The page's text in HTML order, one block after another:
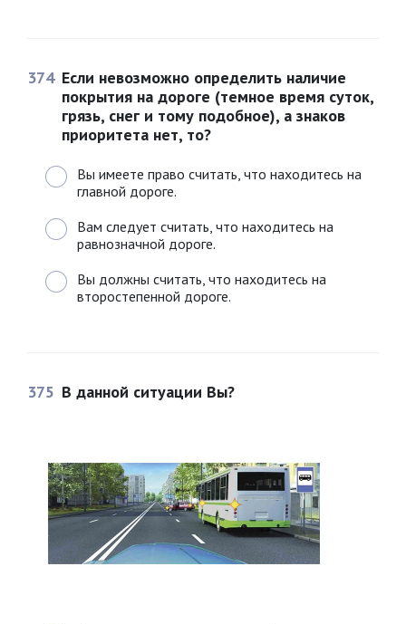
374 Если невозможно определить наличие
покрытия на дороге (темное время суток,
грязь, снег и тому подобное), а знаков
приоритета нет, то?
Вы имеете право считать, что находитесь на
главной дороге.
Вам следует считать, что находитесь на
равнозначной дороге.
Вы должны считать, что находитесь на
второстепенной дороге.
375 В данной ситуации Вы?